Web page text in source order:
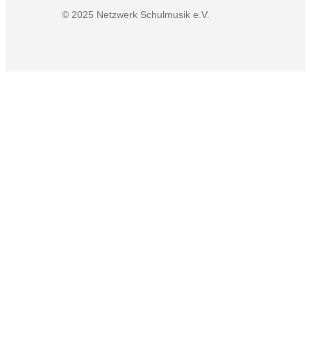
© 2025 Netzwerk Schulmusik e.V.